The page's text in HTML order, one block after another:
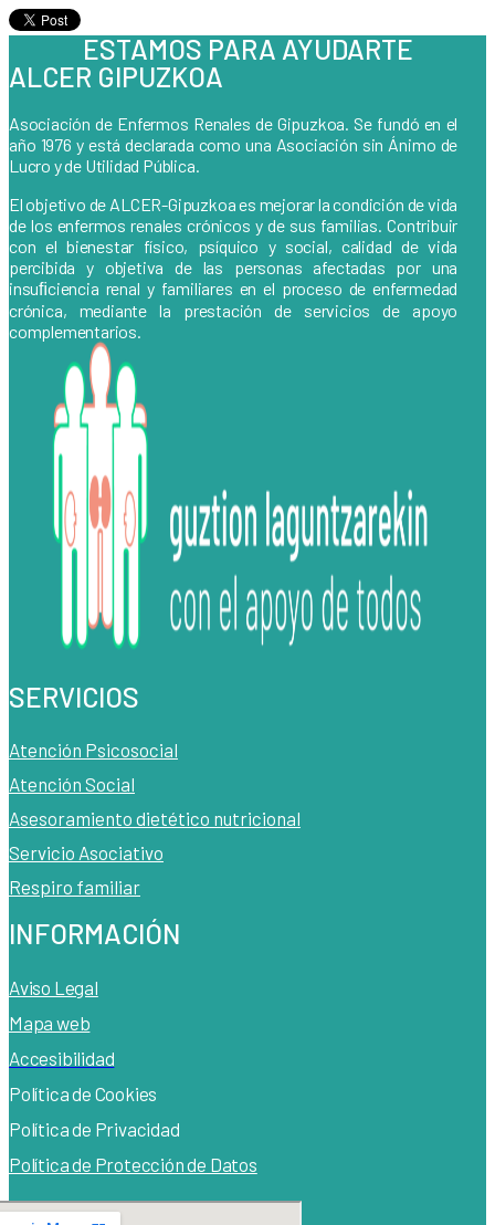
ESTAMOS PARA AYUDARTE
ALCER GIPUZKOA
Asociación de Enfermos Renales de Gipuzkoa. Se fundó en el
año 1976 y está declarada como una Asociación sin Ánimo de
Lucro y de Utilidad Pública.
El objetivo de ALCER-Gipuzkoa es mejorar la condición de vida
de los enfermos renales crónicos y de sus familias. Contribuir
con el bienestar físico, psíquico y social, calidad de vida
percibida y objetiva de las personas afectadas por una
insuﬁciencia renal y familiares en el proceso de enfermedad
crónica, mediante la prestación de servicios de apoyo
complementarios.
SERVICIOS
Atención Psicosocial
Atención Social
Asesoramiento dietético nutricional
Servicio Asociativo
Respiro familiar
INFORMACIÓN
Aviso Legal
Mapa web
Accesibilidad
Política de Cookies
Política de Privacidad
Política de Protección de Datos